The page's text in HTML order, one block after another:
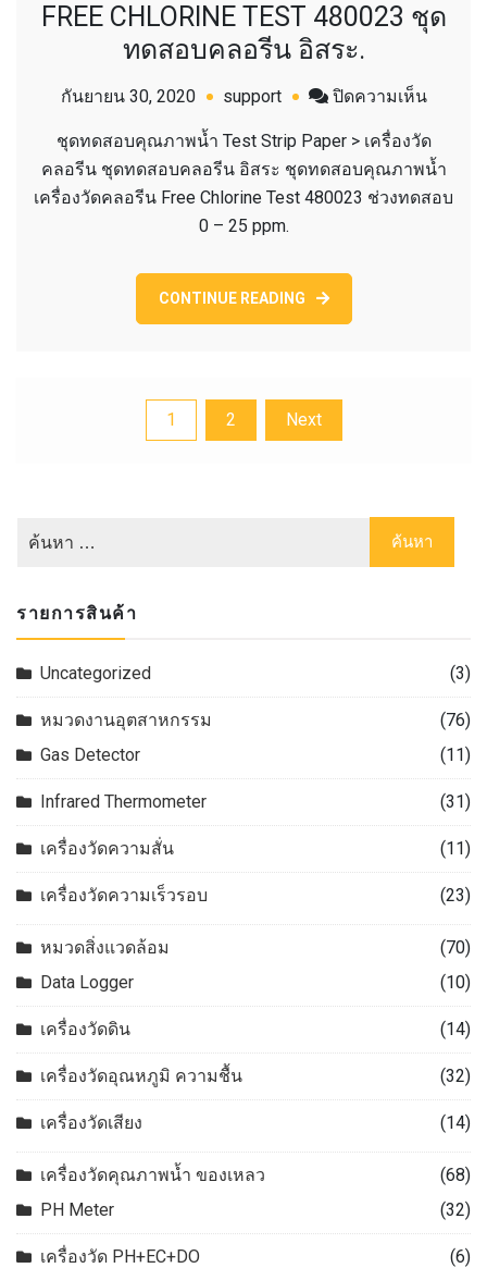
FREE CHLORINE TEST 480023 ชุด
ทดสอบคลอรีน อิสระ.
กันยายน 30, 2020 support ปิดความเห็นบน
TEST
480023
ชุดทดสอบคุณภาพน้ำ Test Strip Paper > เครื่องวัด
คลอรีน ชุดทดสอบคลอรีน อิสระ ชุดทดสอบคุณภาพน้ำ
เครื่องวัดคลอรีน Free Chlorine Test 480023 ช่วงทดสอบ
0 – 25 ppm.
CONTINUE READING
แนะแนว1 2 Next
รายการสินค้า
Uncategorized (3)
หมวดงานอุตสาหกรรม
(76)
Gas Detector
(11)
Infrared Thermometer (31)
เครื่องวัดความสั่น (11)
เครื่องวัดความเร็วรอบ (23)
หมวดสิ่งแวดล้อม
(70)
Data Logger
(10)
เครื่องวัดดิน (14)
เครื่องวัดอุณหภูมิ ความชื้น (32)
เครื่องวัดเสียง (14)
เครื่องวัดคุณภาพน้ำ ของเหลว
(68)
PH Meter
(32)
เครื่องวัด PH+EC+DO (6)